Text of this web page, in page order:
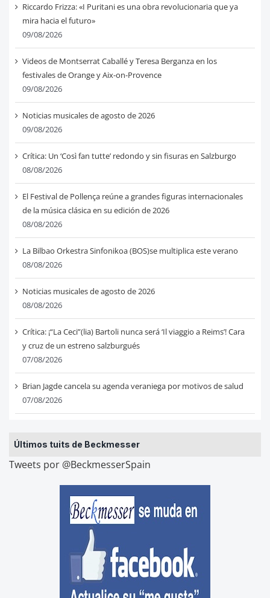
Riccardo Frizza: «I Puritani es una obra revolucionaria que ya
mira hacia el futuro»
09/08/2026
Videos de Montserrat Caballé y Teresa Berganza en los
festivales de Orange y Aix-on-Provence
09/08/2026
Noticias musicales de agosto de 2026
09/08/2026
Crítica: Un ‘Così fan tutte’ redondo y sin fisuras en Salzburgo
08/08/2026
El Festival de Pollença reúne a grandes figuras internacionales
de la música clásica en su edición de 2026
08/08/2026
La Bilbao Orkestra Sinfonikoa (BOS)se multiplica este verano
08/08/2026
Noticias musicales de agosto de 2026
08/08/2026
Crítica: ¡“La Ceci”(lia) Bartoli nunca será ‘Il viaggio a Reims’! Cara
y cruz de un estreno salzburgués
07/08/2026
Brian Jagde cancela su agenda veraniega por motivos de salud
07/08/2026
Últimos tuits de Beckmesser
Tweets por @BeckmesserSpain